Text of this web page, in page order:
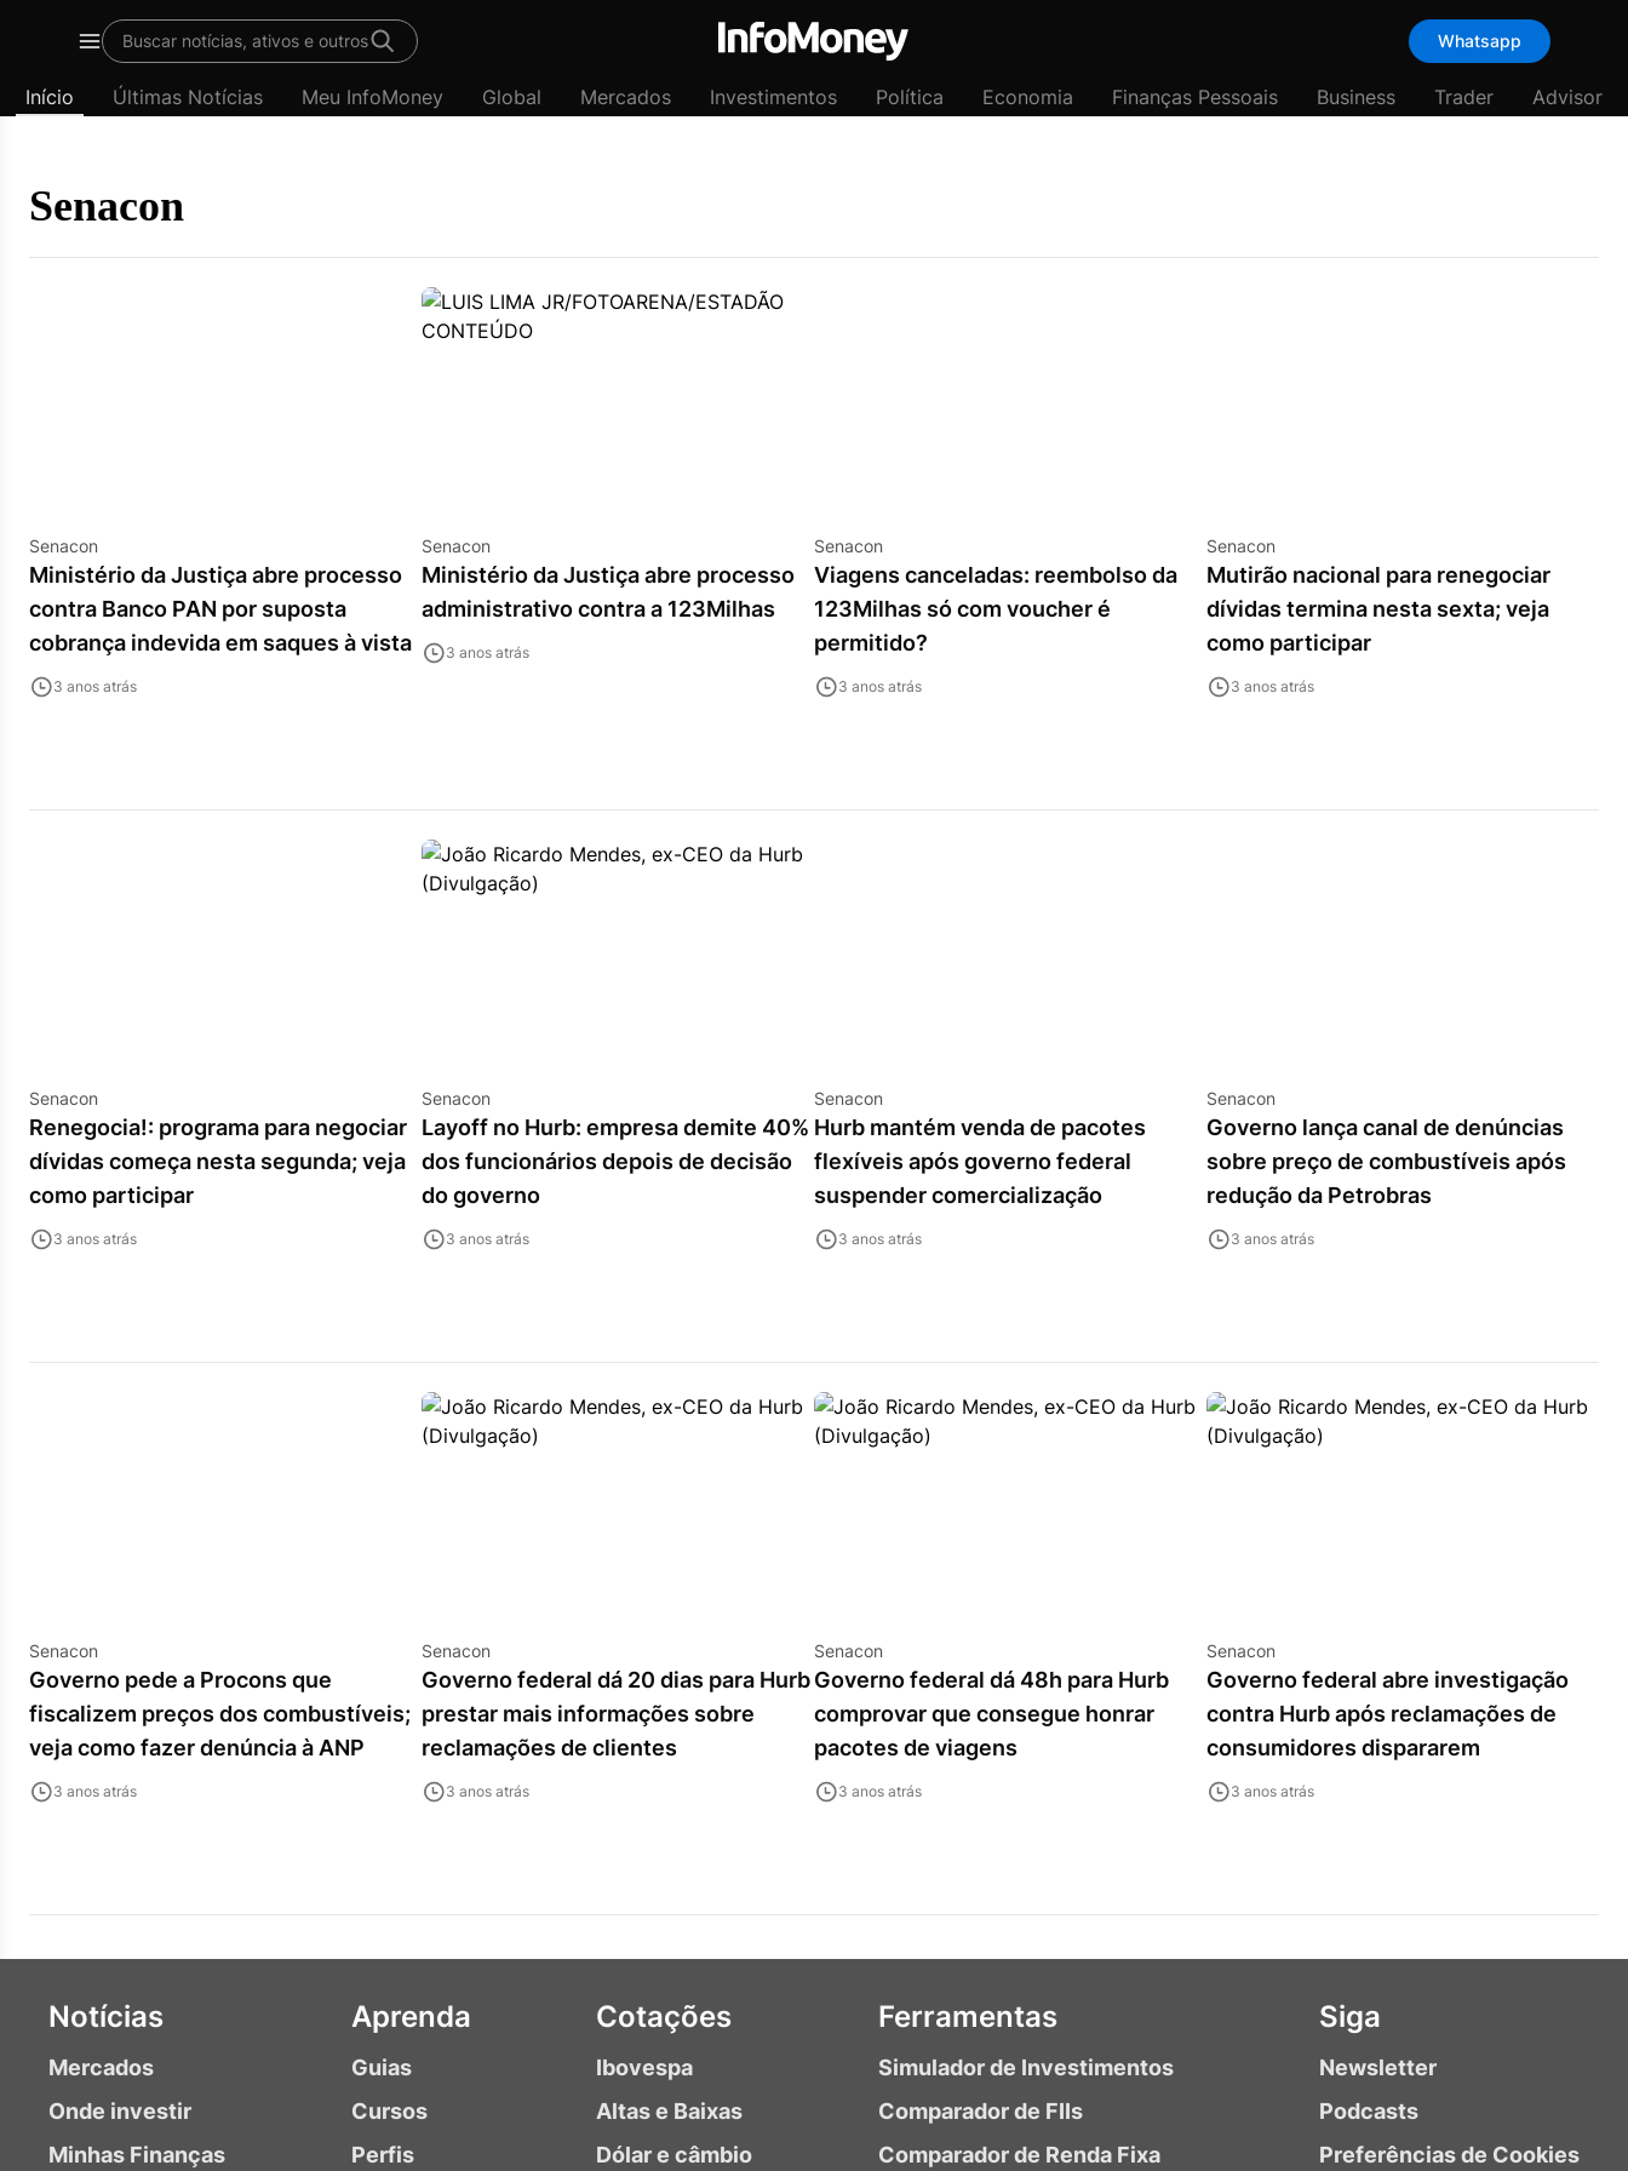
Últimas
InfoMoney
Menu
Buscar notícias, ativos e outros Whatsapp
Início Últimas Notícias Meu InfoMoney Global Mercados Investimentos Política Economia Finanças Pessoais Business Trader Advisor
Senacon
Senacon
Ministério da Justiça abre processo
contra Banco PAN por suposta
cobrança indevida em saques à vista
3 anos atrás
Senacon
Ministério da Justiça abre processo
administrativo contra a 123Milhas
3 anos atrás
Senacon
Viagens canceladas: reembolso da
123Milhas só com voucher é
permitido?
3 anos atrás
Senacon
Mutirão nacional para renegociar
dívidas termina nesta sexta; veja
como participar
3 anos atrás
Senacon
Renegocia!: programa para negociar
dívidas começa nesta segunda; veja
como participar
3 anos atrás
Senacon
Layoff no Hurb: empresa demite 40%
dos funcionários depois de decisão
do governo
3 anos atrás
Senacon
Hurb mantém venda de pacotes
flexíveis após governo federal
suspender comercialização
3 anos atrás
Senacon
Governo lança canal de denúncias
sobre preço de combustíveis após
redução da Petrobras
3 anos atrás
Senacon
Governo pede a Procons que
fiscalizem preços dos combustíveis;
veja como fazer denúncia à ANP
3 anos atrás
Senacon
Governo federal dá 20 dias para Hurb
prestar mais informações sobre
reclamações de clientes
3 anos atrás
Senacon
Governo federal dá 48h para Hurb
comprovar que consegue honrar
pacotes de viagens
3 anos atrás
Senacon
Governo federal abre investigação
contra Hurb após reclamações de
consumidores dispararem
3 anos atrás
Notícias
Mercados
Onde investir
Minhas Finanças
Aprenda
Guias
Cursos
Perfis
Cotações
Ibovespa
Altas e Baixas
Dólar e câmbio
Ferramentas
Simulador de Investimentos
Comparador de FIIs
Comparador de Renda Fixa
Siga
Newsletter
Podcasts
Preferências de Cookies